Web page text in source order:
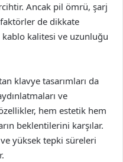
Ancak pil ömrü, şarj
de dikkate
kablo kalitesi ve uzunluğu
klavye tasarımları da
ve
hem estetik hem
beklentilerini karşılar.
yüksek tepki süreleri